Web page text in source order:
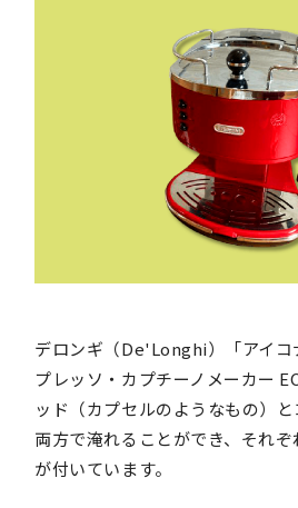
デロンギ（De'Longhi）「アイコ
プレッソ・カプチーノメーカー
ッド（カプセルのようなもの）
両方で淹れることができ、それ
が付いています。